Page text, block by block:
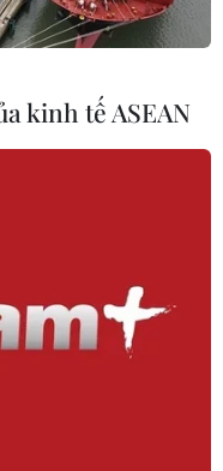
kinh tế ASEAN